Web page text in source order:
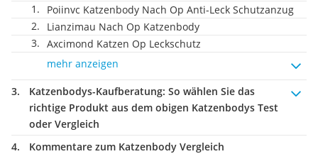
Poiinvc Katzenbody Nach Op Anti-Leck Schutzanzug
Lianzimau Nach Op Katzenbody
Axcimond Katzen Op Leckschutz
mehr anzeigen
Katzenbodys-Kaufberatung: So wählen Sie das
richtige Produkt aus dem obigen Katzenbodys Test
oder Vergleich
Kommentare zum Katzenbody Vergleich